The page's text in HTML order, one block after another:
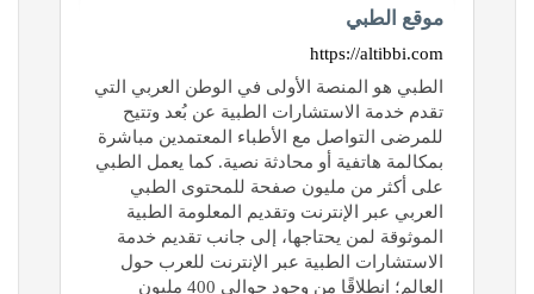
موقع الطبي
https://altibbi.com
الطبي هو المنصة الأولى في الوطن العربي التي
تقدم خدمة الاستشارات الطبية عن بُعد وتتيح
للمرضى التواصل مع الأطباء المعتمدين مباشرة
بمكالمة هاتفية أو محادثة نصية. كما يعمل الطبي
على أكثر من مليون صفحة للمحتوى الطبي
العربي عبر الإنترنت وتقديم المعلومة الطبية
الموثوقة لمن يحتاجها، إلى جانب تقديم خدمة
الاستشارات الطبية عبر الإنترنت للعرب حول
العالم؛ انطلاقًا من وجود حوالي 400 مليون